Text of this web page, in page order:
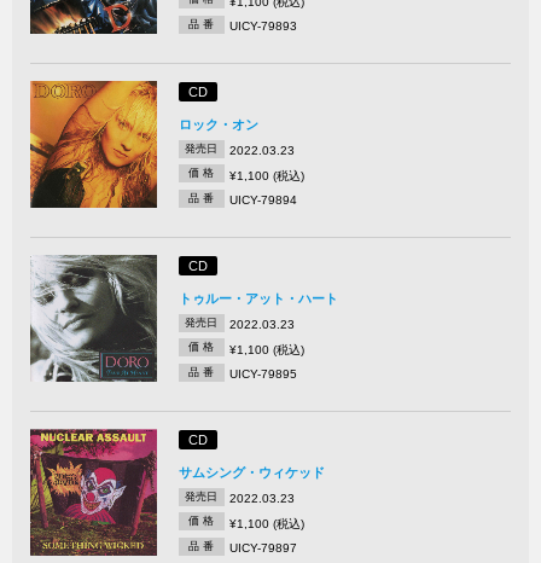
品 番 UICY-79893
CD
ロック・オン
発売日 2022.03.23
価 格 ¥1,100 (税込)
品 番 UICY-79894
CD
トゥルー・アット・ハート
発売日 2022.03.23
価 格 ¥1,100 (税込)
品 番 UICY-79895
CD
サムシング・ウィケッド
発売日 2022.03.23
価 格 ¥1,100 (税込)
品 番 UICY-79897